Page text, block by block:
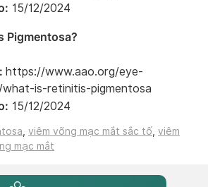
15/12/2024
Pigmentosa?
https://www.aao.org/eye-
is-retinitis-pigmentosa
15/12/2024
viêm võng mạc mắt sắc tố viêm
mạc mắt